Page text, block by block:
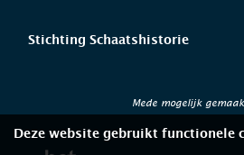
Stichting Schaatshistorie
Mede mogelijk
Deze website gebruikt functionele